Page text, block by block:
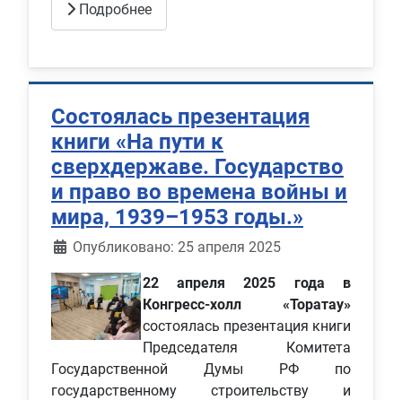
Подробнее
Состоялась презентация
книги «На пути к
сверхдержаве. Государство
и право во времена войны и
мира, 1939–1953 годы.»
Информация о материале
Опубликовано: 25 апреля 2025
22 апреля 2025 года в
Конгресс-холл «Торатау»
состоялась презентация книги
Председателя Комитета
Государственной Думы РФ по
государственному строительству и